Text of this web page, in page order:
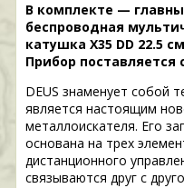
В комплекте —
беспроводная
катушка X35 DD 22.5
Прибор
DEUS знаменует собой
является настоящим
металлоискателя. Его
основана на трех
дистанционного
связываются друг с